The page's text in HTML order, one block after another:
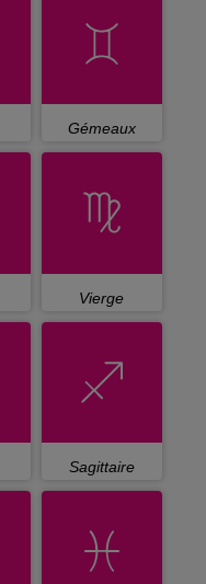
Gémeaux
Vierge
Sagittaire